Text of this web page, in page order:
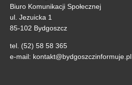
Biuro Komunikacji Społecznej
ul. Jezuicka 1
85-102 Bydgoszcz
tel. (52) 58 58 365
e-mail: kontakt@bydgoszczinformuje.pl